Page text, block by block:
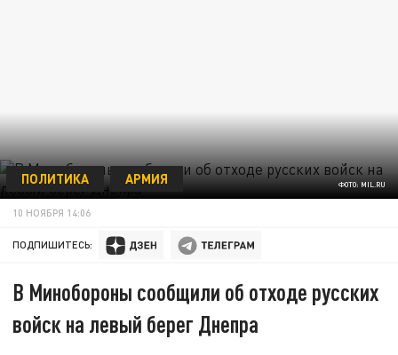
ФОТО: MIL.RU
ПОЛИТИКА АРМИЯ
10 НОЯБРЯ 14:06
ПОДПИШИТЕСЬ:
В Минобороны сообщили об отходе русских
войск на левый берег Днепра